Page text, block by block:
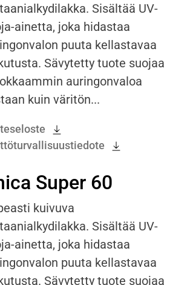
Sisältää UV-
ainetta, joka hidastaa
puuta kellastavaa
Sävytetty tuote suojaa
auringonvaloa
kuin väritön...
Super 60
kuivuva
Sisältää UV-
ainetta, joka hidastaa
puuta kellastavaa
Sävytetty tuote suojaa